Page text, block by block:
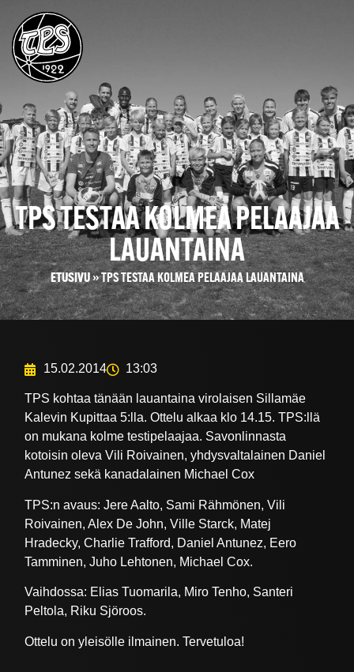
TPS TESTAA KOLMEA PELAAJAA
LAUANTAINA
ETUSIVU»TPS TESTAA KOLMEA PELAAJAA LAUANTAINA
15.02.2014 13:03
TPS kohtaa tänään lauantaina virolaisen Sillamäe
Kalevin Kupittaa 5:lla. Ottelu alkaa klo 14.15. TPS:llä
on mukana kolme testipelaajaa. Savonlinnasta
kotoisin oleva Vili Roivainen, yhdysvaltalainen Daniel
Antunez sekä kanadalainen Michael Cox
TPS:n avaus: Jere Aalto, Sami Rähmönen, Vili
Roivainen, Alex De John, Ville Starck, Matej
Hradecky, Charlie Trafford, Daniel Antunez, Eero
Tamminen, Juho Lehtonen, Michael Cox.
Vaihdossa: Elias Tuomarila, Miro Tenho, Santeri
Peltola, Riku Sjöroos.
Ottelu on yleisölle ilmainen. Tervetuloa!